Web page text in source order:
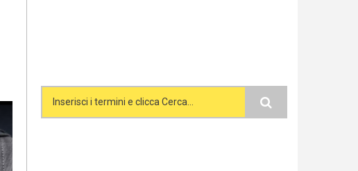
Search form